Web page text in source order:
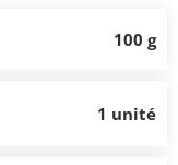
100 g
1 unité